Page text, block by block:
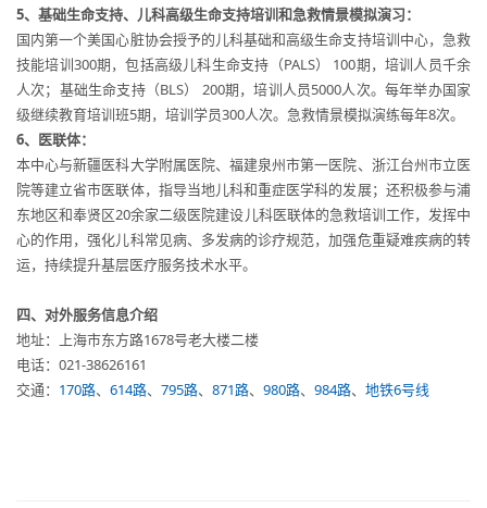
5、基础生命支持、儿科高级生命支持培训和急救情景模拟演习：
国内第一个美国心脏协会授予的儿科基础和高级生命支持培训中心，急救
技能培训300期，包括高级儿科生命支持（PALS） 100期，培训人员千余
人次；基础生命支持（BLS） 200期，培训人员5000人次。每年举办国家
级继续教育培训班5期，培训学员300人次。急救情景模拟演练每年8次。
6、医联体：
本中心与新疆医科大学附属医院、福建泉州市第一医院、浙江台州市立医
院等建立省市医联体，指导当地儿科和重症医学科的发展；还积极参与浦
东地区和奉贤区20余家二级医院建设儿科医联体的急救培训工作，发挥中
心的作用，强化儿科常见病、多发病的诊疗规范，加强危重疑难疾病的转
运，持续提升基层医疗服务技术水平。
四、对外服务信息介绍
地址：上海市东方路1678号老大楼二楼
电话：021-38626161
交通： 170路、 614路、 795路、 871路、 980路、 984路、 地铁6号线